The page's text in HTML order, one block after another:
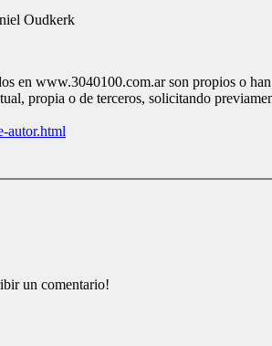
Oudkerk
en www.3040100.com.ar son propios o
propia o de terceros, solicitando
autor.html
un comentario!